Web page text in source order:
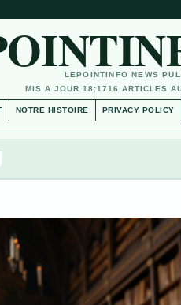
LEPOINTINFO NEWS
MIS A JOUR 18:1716 ARTICLES
NOTRE HISTOIRE PRIVACY POLICY